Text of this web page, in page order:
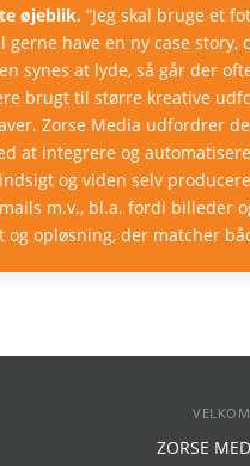
øjeblik. ”Jeg skal bruge et
gerne have en ny case story,
synes at lyde, så går der
brugt til større kreative
Zorse Media udfordrer
at integrere og
og viden selv
m.v., bl.a. fordi billeder
opløsning, der matcher
ZORSE